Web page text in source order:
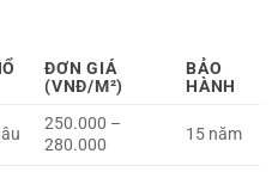
ĐƠN GIÁ
(VNĐ/M²)
BẢO
HÀNH
250.000 –
280.000
15 năm